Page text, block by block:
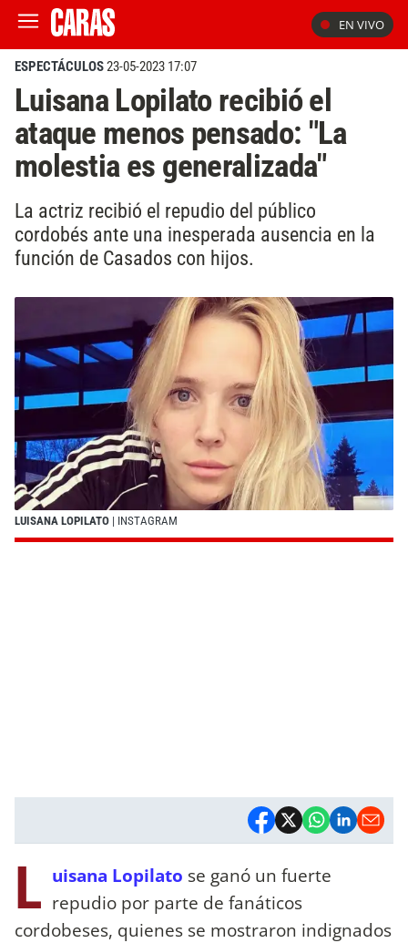
EN VIVO
ESPECTÁCULOS23-05-2023 17:07
Luisana Lopilato recibió el
ataque menos pensado: "La
molestia es generalizada"
La actriz recibió el repudio del público
cordobés ante una inesperada ausencia en la
función de Casados con hijos.
LUISANA LOPILATO | INSTAGRAM
L uisana Lopilato se ganó un fuerte
repudio por parte de fanáticos
cordobeses, quienes se mostraron indignados